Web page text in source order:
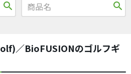
search search
／BioFUSIONのゴルフギ